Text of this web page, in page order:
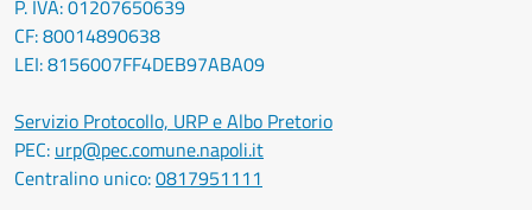
P. IVA: 01207650639
CF: 80014890638
LEI: 8156007FF4DEB97ABA09
Servizio Protocollo, URP e Albo Pretorio
PEC: urp@pec.comune.napoli.it
Centralino unico:0817951111